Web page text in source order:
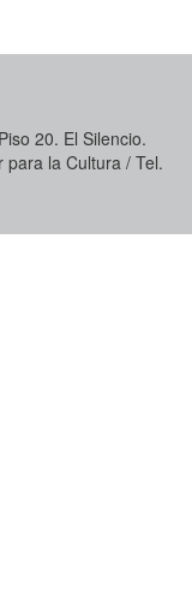
20. El Silencio.
para la Cultura / Tel.